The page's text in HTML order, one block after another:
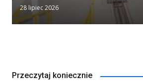
28 lipiec 2026
Przeczytaj koniecznie